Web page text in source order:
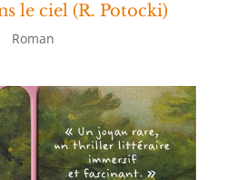
le ciel (R. Potocki)
Roman